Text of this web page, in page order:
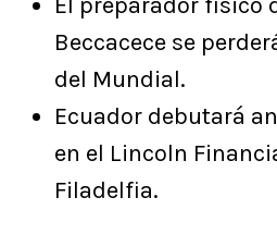
Beccacece se
del Mundial.
Ecuador debutará
en el Lincoln
Filadelfia.